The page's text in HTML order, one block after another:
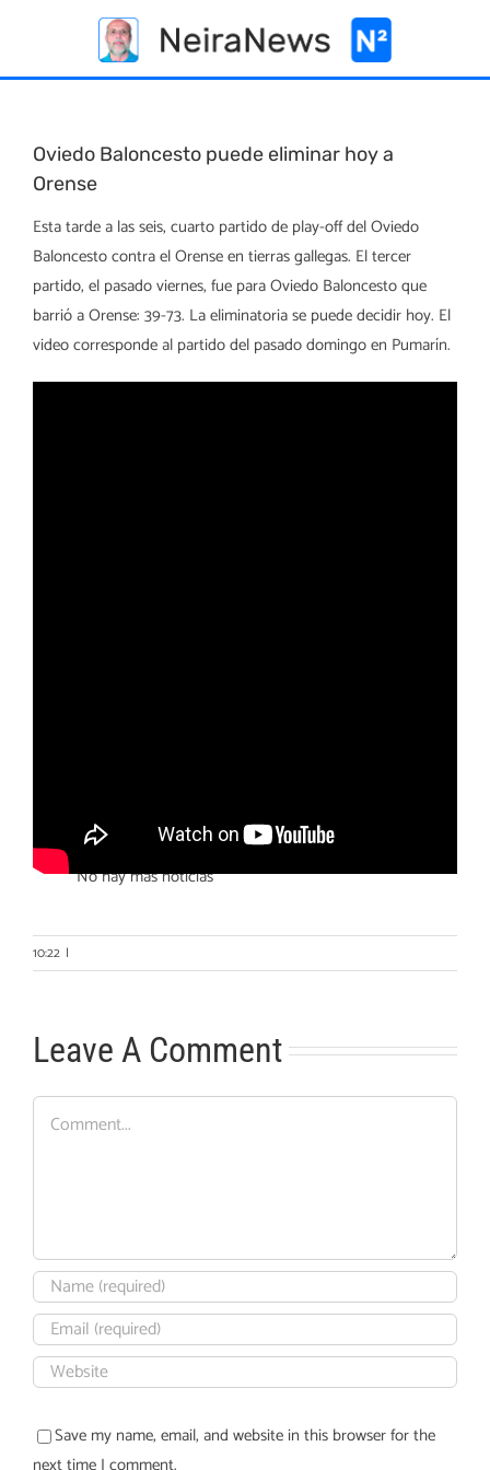
content
Oviedo Baloncesto puede eliminar hoy a
Orense
Esta tarde a las seis, cuarto partido de play-off del Oviedo
Baloncesto contra el Orense en tierras gallegas. El tercer
partido, el pasado viernes, fue para Oviedo Baloncesto que
barrió a Orense: 39-73. La eliminatoria se puede decidir hoy. El
video corresponde al partido del pasado domingo en Pumarín.
Otras noticias
No hay más noticias
10:22 |
Leave A Comment
Save my name, email, and website in this browser for the